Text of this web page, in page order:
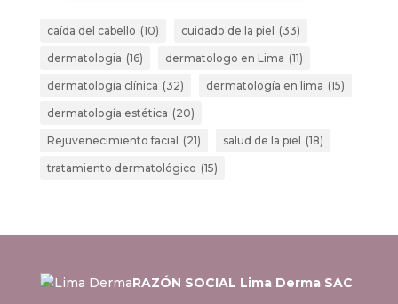
caída del cabello (10) cuidado de la piel (33)
dermatologia (16) dermatologo en Lima (11)
dermatología clínica (32) dermatología en lima (15)
dermatología estética (20)
Rejuvenecimiento facial (21) salud de la piel (18)
tratamiento dermatológico (15)
RAZÓN SOCIAL Lima Derma SAC